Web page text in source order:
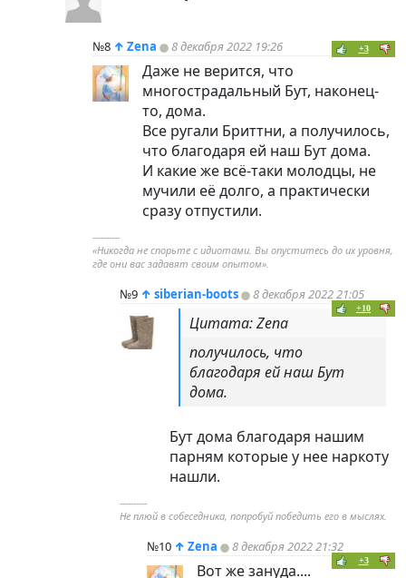
№8 ↑ Zena 8 декабря 2022 19:26 +3
Даже не верится, что
многострадальный Бут, наконец-
то, дома.
Все ругали Бриттни, а получилось,
что благодаря ей наш Бут дома.
И какие же всё-таки молодцы, не
мучили её долго, а практически
сразу отпустили.
----------
«Никогда не спорьте с идиотами. Вы опуститесь до их уровня,
где они вас задавят своим опытом».
№9 ↑ siberian-boots 8 декабря 2022 21:05
+10
Цитата: Zena
получилось, что
благодаря ей наш Бут
дома.
Бут дома благодаря нашим
парням которые у нее наркоту
нашли.
----------
Не плюй в собеседника, попробуй победить его в мыслях.
№10 ↑ Zena 8 декабря 2022 21:32
+3
Вот же зануда....